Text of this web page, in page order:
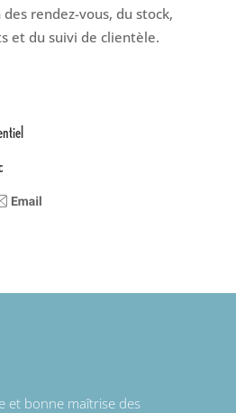
rendez-vous, du stock,
et du suivi de clientèle.
et bonne maîtrise des